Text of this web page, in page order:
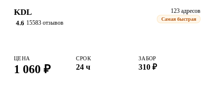
KDL
4.6 15583 отзывов
123 адресов
Самая быстрая
ЦЕНА
1 060 ₽
СРОК
24 ч
ЗАБОР
310 ₽